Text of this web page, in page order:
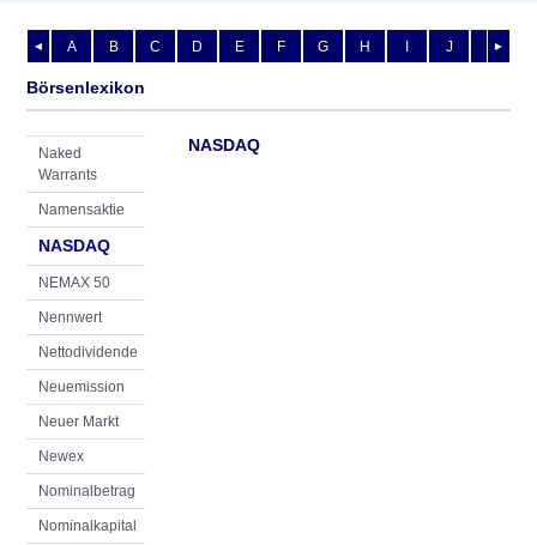
◄ ►
A B C D E F G H I J K
Börsenlexikon
Naked
Warrants
Namensaktie
NASDAQ
NEMAX 50
Nennwert
Nettodividende
Neuemission
Neuer Markt
Newex
Nominalbetrag
Nominalkapital
NASDAQ